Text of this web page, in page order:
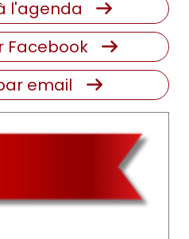
l'agenda
Facebook
email